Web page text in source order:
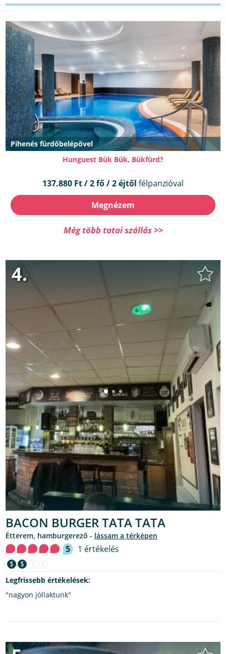
Pihenés fürdőbelépővel
Hunguest Bük Bük, Bükfürd?
137.880 Ft / 2 fő / 2 éjtől félpanzióval
Megnézem
Még több tatai szállás >>
4.
BACON BURGER TATA TATA
étterem, hamburgerező - lássam a térképen
5 1 értékelés
$ $
Legfrissebb értékelések:
"nagyon jóllaktunk"